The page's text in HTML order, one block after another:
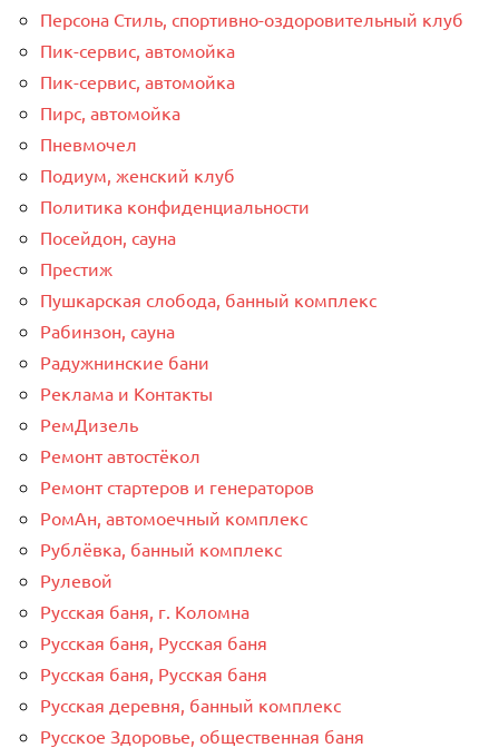
Персона Стиль, спортивно-оздоровительный клуб
Пик-сервис, автомойка
Пик-сервис, автомойка
Пирс, автомойка
Пневмочел
Подиум, женский клуб
Политика конфиденциальности
Посейдон, сауна
Престиж
Пушкарская слобода, банный комплекс
Рабинзон, сауна
Радужнинские бани
Реклама и Контакты
РемДизель
Ремонт автостёкол
Ремонт стартеров и генераторов
РомАн, автомоечный комплекс
Рублёвка, банный комплекс
Рулевой
Русская баня, г. Коломна
Русская баня, Русская баня
Русская баня, Русская баня
Русская деревня, банный комплекс
Русское Здоровье, общественная баня